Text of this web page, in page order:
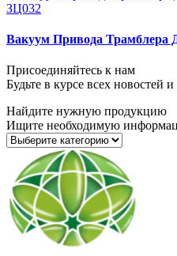
ЗЦ032
Вакуум Привода Трамблера
Присоединяйтесь к нам
Будьте в курсе всех
Найдите нужную продукцию
Ищите необходимую